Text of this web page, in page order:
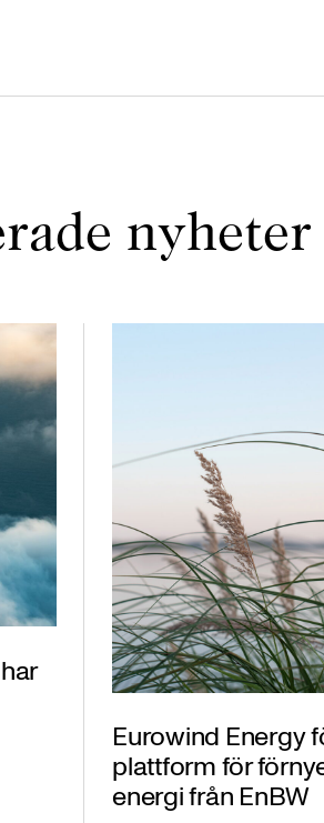
nyheter
Eurowind Energy
plattform för
energi från EnBW